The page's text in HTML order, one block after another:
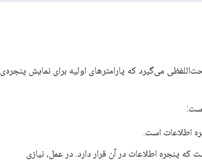
می‌گیرد که پارامترهای اولیه برای نمایش پنجره‌ی
پنجره اطلاعات در آن قرار دارد. در عمل، نیازی